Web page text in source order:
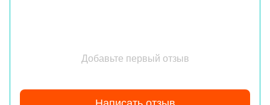
Добавьте первый отзыв